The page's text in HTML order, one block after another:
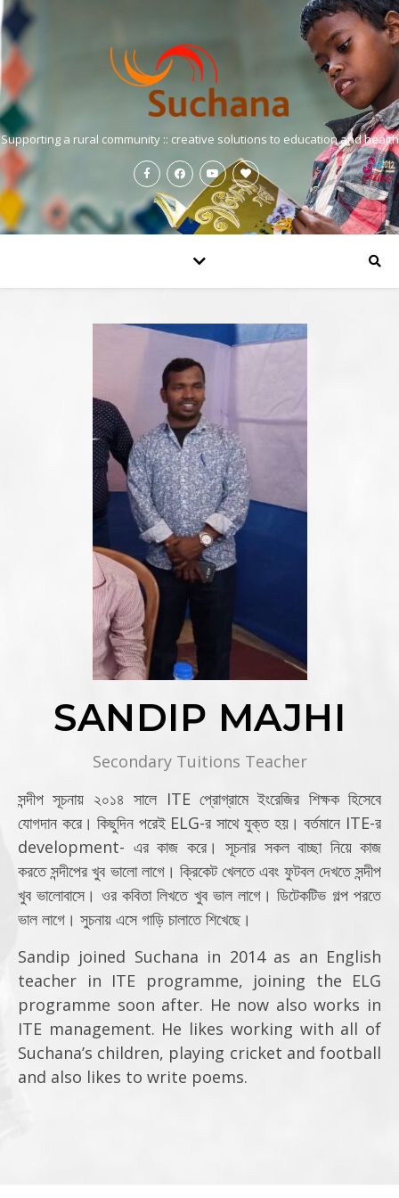
Supporting a rural community :: creative solutions to education and health
SANDIP MAJHI
Secondary Tuitions Teacher
সন্দীপ সূচনায় ২০১৪ সালে ITE প্রোগ্রামে ইংরেজির শিক্ষক হিসেবে
যোগদান করে। কিছুদিন পরেই ELG-র সাথে যুক্ত হয়। বর্তমানে ITE-র
development- এর কাজ করে। সূচনার সকল বাচ্ছা নিয়ে কাজ
করতে সন্দীপের খুব ভালো লাগে। ক্রিকেট খেলতে এবং ফুটবল দেখতে সন্দীপ
খুব ভালোবাসে। ওর কবিতা লিখতে খুব ভাল লাগে। ডিটেকটিভ গল্প পরতে
ভাল লাগে। সুচনায় এসে গাড়ি চালাতে শিখেছে।
Sandip joined Suchana in 2014 as an English
teacher in ITE programme, joining the ELG
programme soon after. He now also works in
ITE management. He likes working with all of
Suchana’s children, playing cricket and football
and also likes to write poems.